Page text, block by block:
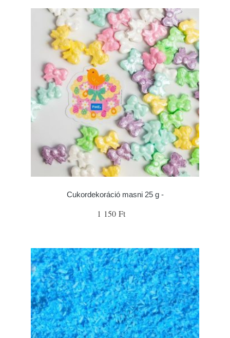
Cukordekoráció masni 25 g -
1 150 Ft